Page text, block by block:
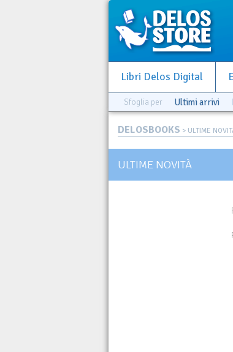
Libri Delos Digital
Sfoglia per Ultimi arrivi
DELOSBOOKS > ULTIME
ULTIME NOVITÀ